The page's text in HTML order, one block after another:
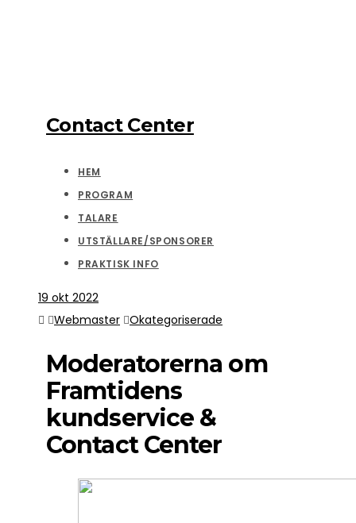
Contact Center
HEM
PROGRAM
TALARE
UTSTÄLLARE/SPONSORER
PRAKTISK INFO
19 okt 2022
Webmaster Okategoriserade
Moderatorerna om
Framtidens
kundservice &
Contact Center